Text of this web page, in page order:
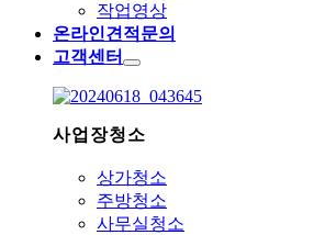
작업영상
온라인견적문의
고객센터
사업장청소
상가청소
주방청소
사무실청소